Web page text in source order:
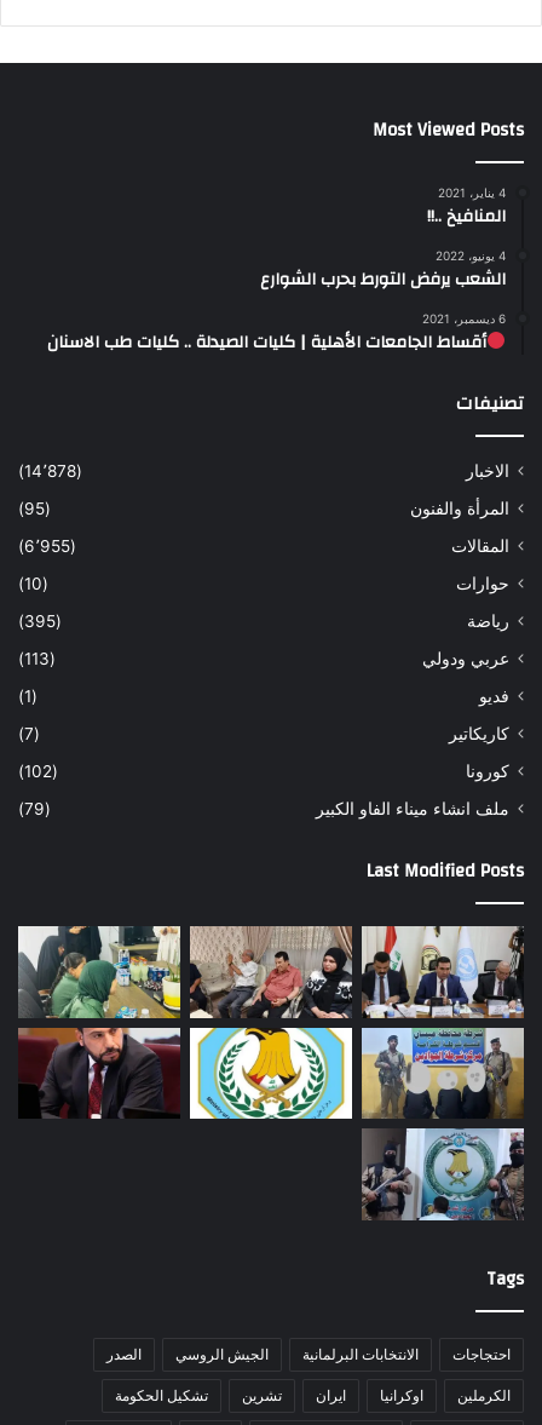
Most Viewed Posts
4 يناير، 2021
المنافيخ ..!!
4 يونيو، 2022
الشعب يرفض التورط بحرب الشوارع
6 ديسمبر، 2021
أقساط الجامعات الأهلية | كليات الصيدلة .. كليات طب الاسنان
تصنيفات
الاخبار
(14٬878)
المرأة والفنون
(95)
المقالات
(6٬955)
حوارات
(10)
رياضة
(395)
عربي ودولي
(113)
فديو
(1)
كاريكاتير
(7)
كورونا
(102)
ملف انشاء ميناء الفاو الكبير
(79)
Last Modified Posts
Tags
احتجاجات الانتخابات البرلمانية الجيش الروسي الصدر
الكرملين اوكرانيا ايران تشرين تشكيل الحكومة